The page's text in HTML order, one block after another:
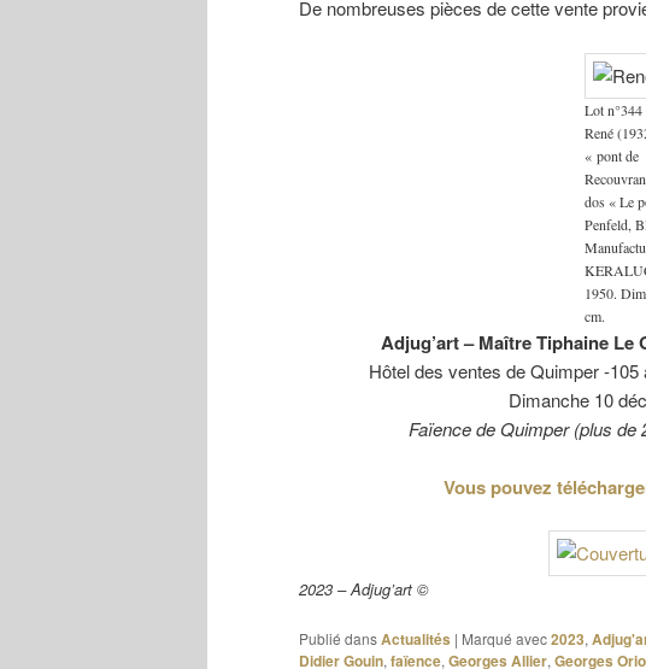
De nombreuses pièces de cette vente
Lot
René
« pont de
dos « Le
Penfeld,
1950.
cm.
Adjug’art – Maître Tiphaine
Hôtel des ventes de Quimper -
Dimanche 10
Faïence de Quimper (plus de
Vous pouvez
2023 – Adjug’art ©
Publié dansActualités | Marqué avec2023,
Didier Gouin, faïence, Georges Allier, Georges